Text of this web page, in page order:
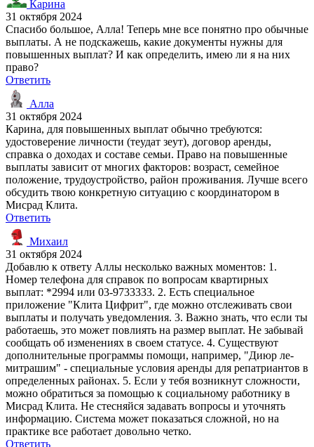
Карина
31 октября 2024
Спасибо большое, Алла! Теперь мне все понятно про обычные
выплаты. А не подскажешь, какие документы нужны для
повышенных выплат? И как определить, имею ли я на них
право?
Ответить
Алла
31 октября 2024
Карина, для повышенных выплат обычно требуются:
удостоверение личности (теудат зеут), договор аренды,
справка о доходах и составе семьи. Право на повышенные
выплаты зависит от многих факторов: возраст, семейное
положение, трудоустройство, район проживания. Лучше всего
обсудить твою конкретную ситуацию с координатором в
Мисрад Клита.
Ответить
Михаил
31 октября 2024
Добавлю к ответу Аллы несколько важных моментов: 1.
Номер телефона для справок по вопросам квартирных
выплат: *2994 или 03-9733333. 2. Есть специальное
приложение "Клита Цифрит", где можно отслеживать свои
выплаты и получать уведомления. 3. Важно знать, что если ты
работаешь, это может повлиять на размер выплат. Не забывай
сообщать об изменениях в своем статусе. 4. Существуют
дополнительные программы помощи, например, "Диюр ле-
митрашим" - специальные условия аренды для репатриантов в
определенных районах. 5. Если у тебя возникнут сложности,
можно обратиться за помощью к социальному работнику в
Мисрад Клита. Не стесняйся задавать вопросы и уточнять
информацию. Система может показаться сложной, но на
практике все работает довольно четко.
Ответить